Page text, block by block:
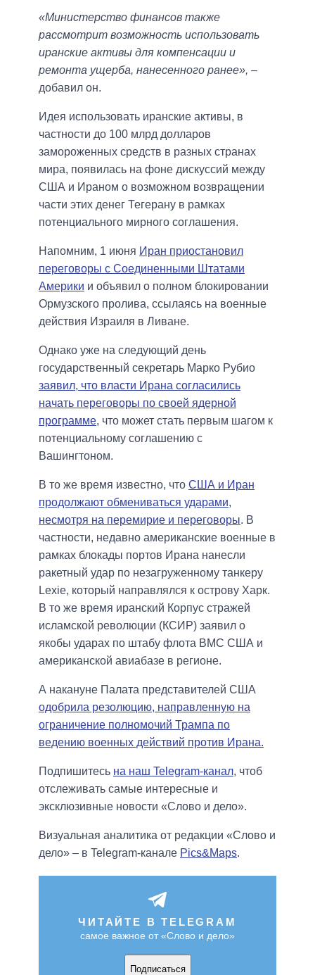
«Министерство финансов также
рассмотрит возможность использовать
иранские активы для компенсации и
ремонта ущерба, нанесенного ранее», –
добавил он.
Идея использовать иранские активы, в
частности до 100 млрд долларов
замороженных средств в разных странах
мира, появилась на фоне дискуссий между
США и Ираном о возможном возвращении
части этих денег Тегерану в рамках
потенциального мирного соглашения.
Напомним, 1 июня Иран приостановил
переговоры с Соединенными Штатами
Америки и объявил о полном блокировании
Ормузского пролива, ссылаясь на военные
действия Израиля в Ливане.
Однако уже на следующий день
государственный секретарь Марко Рубио
заявил, что власти Ирана согласились
начать переговоры по своей ядерной
программе, что может стать первым шагом к
потенциальному соглашению с
Вашингтоном.
В то же время известно, что США и Иран
продолжают обмениваться ударами,
несмотря на перемирие и переговоры. В
частности, недавно американские военные в
рамках блокады портов Ирана нанесли
ракетный удар по незагруженному танкеру
Lexie, который направлялся к острову Харк.
В то же время иранский Корпус стражей
исламской революции (КСИР) заявил о
якобы ударах по штабу флота ВМС США и
американской авиабазе в регионе.
А накануне Палата представителей США
одобрила резолюцию, направленную на
ограничение полномочий Трампа по
ведению военных действий против Ирана.
Подпишитесь на наш Telegram-канал, чтоб
отслеживать самые интересные и
эксклюзивные новости «Слово и дело».
Визуальная аналитика от редакции «Слово и
дело» – в Telegram-канале Pics&Maps.
ЧИТАЙТЕ В TELEGRAM
самое важное от «Слово и дело»
Подписаться